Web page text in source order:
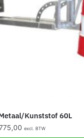
Kunststof 60L
excl. BTW